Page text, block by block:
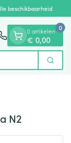
beschikbaarheid
Zoek
0 artikelen
€ 0,00
0
N2